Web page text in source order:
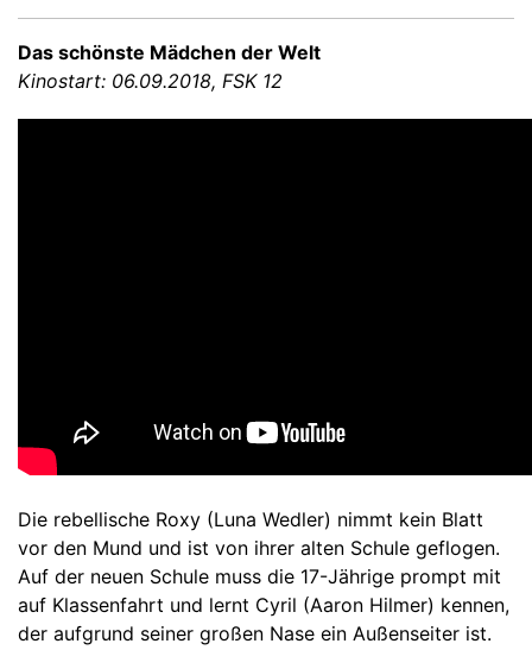
Das schönste Mädchen der Welt
Kinostart: 06.09.2018, FSK 12
Die rebellische Roxy (Luna Wedler) nimmt kein Blatt
vor den Mund und ist von ihrer alten Schule geflogen.
Auf der neuen Schule muss die 17-Jährige prompt mit
auf Klassenfahrt und lernt Cyril (Aaron Hilmer) kennen,
der aufgrund seiner großen Nase ein Außenseiter ist.